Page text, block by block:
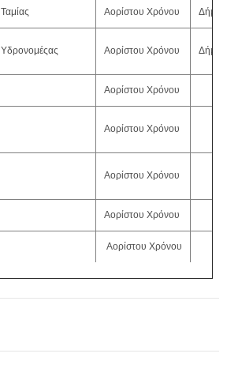
Ταμίας Αορίστου Χρόνου Δήμος
Υδρονομέςας Αορίστου Χρόνου Δήμος
Αορίστου Χρόνου
Αορίστου Χρόνου
Αορίστου Χρόνου
Αορίστου Χρόνου
Αορίστου Χρόνου